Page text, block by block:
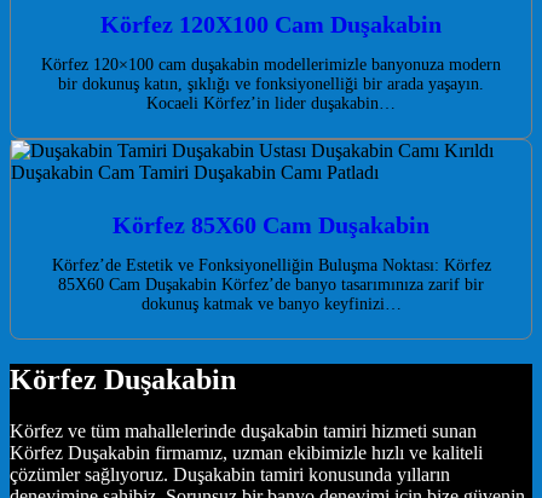
Körfez 120X100 Cam Duşakabin
Körfez 120×100 cam duşakabin modellerimizle banyonuza modern
bir dokunuş katın, şıklığı ve fonksiyonelliği bir arada yaşayın.
Kocaeli Körfez’in lider duşakabin…
Körfez 85X60 Cam Duşakabin
Körfez’de Estetik ve Fonksiyonelliğin Buluşma Noktası: Körfez
85X60 Cam Duşakabin Körfez’de banyo tasarımınıza zarif bir
dokunuş katmak ve banyo keyfinizi…
Körfez Duşakabin
Körfez ve tüm mahallelerinde duşakabin tamiri hizmeti sunan
Körfez Duşakabin firmamız, uzman ekibimizle hızlı ve kaliteli
çözümler sağlıyoruz. Duşakabin tamiri konusunda yılların